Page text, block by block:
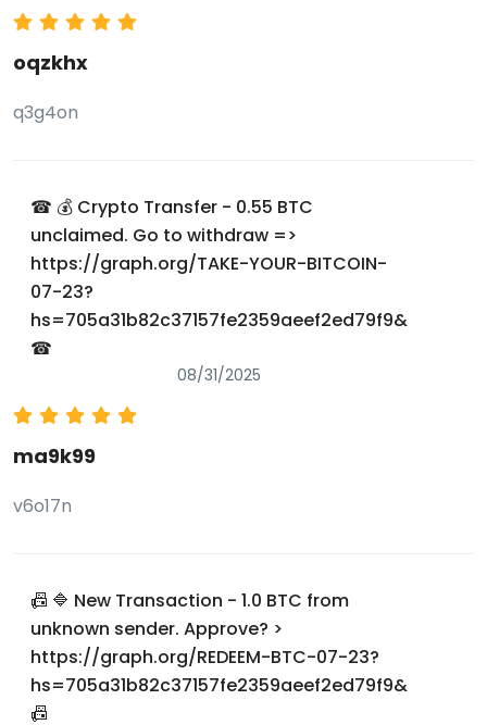
oqzkhx
q3g4on
☎ 💰 Crypto Transfer - 0.55 BTC
unclaimed. Go to withdraw =>
https://graph.org/TAKE-YOUR-BITCOIN-
07-23?
hs=705a31b82c37157fe2359aeef2ed79f9&
☎
08/31/2025
ma9k99
v6o17n
📠 🔷 New Transaction - 1.0 BTC from
unknown sender. Approve? >
https://graph.org/REDEEM-BTC-07-23?
hs=705a31b82c37157fe2359aeef2ed79f9&
📠